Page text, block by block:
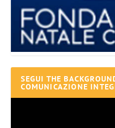
SEGUI THE
COMUNICAZIONE